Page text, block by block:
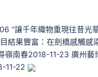
“讓千年織物重現往昔光
結果豐富：在劍橋感觸感
嶺南春2018-11-23 廣州藝
11-22